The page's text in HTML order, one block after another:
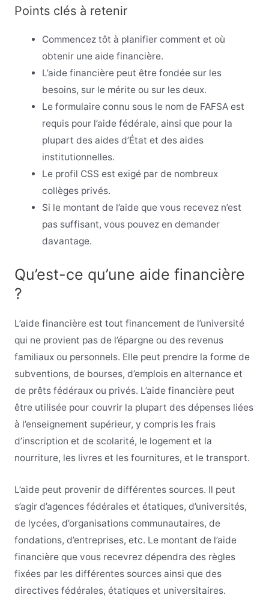
Points clés à retenir
Commencez tôt à planifier comment et où
obtenir une aide financière.
L’aide financière peut être fondée sur les
besoins, sur le mérite ou sur les deux.
Le formulaire connu sous le nom de FAFSA est
requis pour l’aide fédérale, ainsi que pour la
plupart des aides d’État et des aides
institutionnelles.
Le profil CSS est exigé par de nombreux
collèges privés.
Si le montant de l’aide que vous recevez n’est
pas suffisant, vous pouvez en demander
davantage.
Qu’est-ce qu’une aide financière
?
L’aide financière est tout financement de l’université
qui ne provient pas de l’épargne ou des revenus
familiaux ou personnels. Elle peut prendre la forme de
subventions, de bourses, d’emplois en alternance et
de prêts fédéraux ou privés. L’aide financière peut
être utilisée pour couvrir la plupart des dépenses liées
à l’enseignement supérieur, y compris les frais
d’inscription et de scolarité, le logement et la
nourriture, les livres et les fournitures, et le transport.
L’aide peut provenir de différentes sources. Il peut
s’agir d’agences fédérales et étatiques, d’universités,
de lycées, d’organisations communautaires, de
fondations, d’entreprises, etc. Le montant de l’aide
financière que vous recevrez dépendra des règles
fixées par les différentes sources ainsi que des
directives fédérales, étatiques et universitaires.